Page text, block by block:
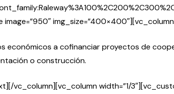
image=”950″
económicos a cofinanciar proyectos de
o construcción.
vc_column][vc_column width=”1/